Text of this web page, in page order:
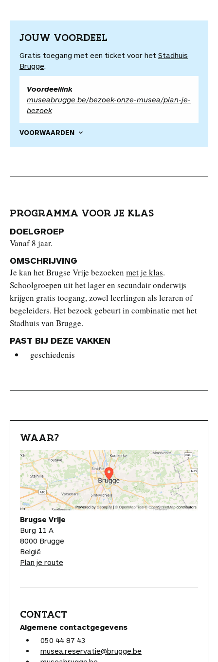
JOUW VOORDEEL
Gratis toegang met een ticket voor het Stadhuis
Brugge.
Voordeellink
museabrugge.be/bezoek-onze-musea/plan-je-
bezoek
VOORWAARDEN
PROGRAMMA VOOR JE KLAS
DOELGROEP
Vanaf 8 jaar.
OMSCHRIJVING
Je kan het Brugse Vrije bezoeken met je klas.
Schoolgroepen uit het lager en secundair onderwijs
krijgen gratis toegang, zowel leerlingen als leraren of
begeleiders. Het bezoek gebeurt in combinatie met het
Stadhuis van Brugge.
PAST BIJ DEZE VAKKEN
geschiedenis
WAAR?
Brugse Vrije
Burg 11 A
8000 Brugge
België
Plan je route
CONTACT
Algemene contactgegevens
050 44 87 43
musea.reservatie@brugge.be